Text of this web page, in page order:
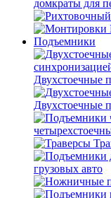
домкраты для
Подъемники
Двухстоечные
Двухстоечные
грузовых авто